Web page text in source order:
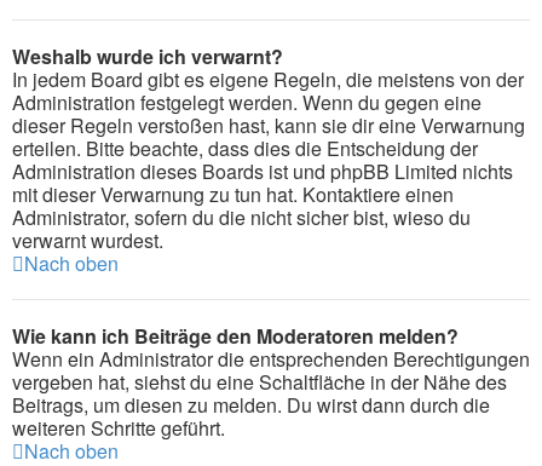
Weshalb wurde ich verwarnt?
In jedem Board gibt es eigene Regeln, die meistens von der
Administration festgelegt werden. Wenn du gegen eine
dieser Regeln verstoßen hast, kann sie dir eine Verwarnung
erteilen. Bitte beachte, dass dies die Entscheidung der
Administration dieses Boards ist und phpBB Limited nichts
mit dieser Verwarnung zu tun hat. Kontaktiere einen
Administrator, sofern du die nicht sicher bist, wieso du
verwarnt wurdest.
Nach oben
Wie kann ich Beiträge den Moderatoren melden?
Wenn ein Administrator die entsprechenden Berechtigungen
vergeben hat, siehst du eine Schaltfläche in der Nähe des
Beitrags, um diesen zu melden. Du wirst dann durch die
weiteren Schritte geführt.
Nach oben